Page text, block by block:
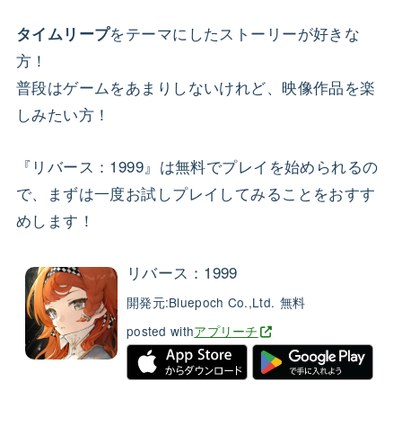
タイムリープをテーマにしたストーリーが好きな
方！
普段はゲームをあまりしないけれど、映像作品を楽
しみたい方！
『リバース：1999』は無料でプレイを始められるの
で、まずは一度お試しプレイしてみることをおすす
めします！
リバース：1999
開発元:Bluepoch Co.,Ltd. 無料
posted withアプリーチ